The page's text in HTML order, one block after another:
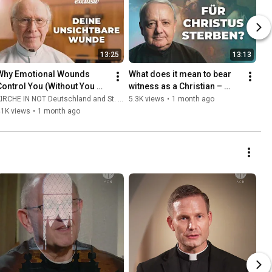
13:25
Emotional Wounds
You (Without You
It) | Father Hans
IN NOT Deutschland and St. Ulrich Hochaltingen
views • 1 month ago
13:13
What does it mean to bear
witness as a Christian –
even unto martyrdom?
5.3K views • 1 month ago